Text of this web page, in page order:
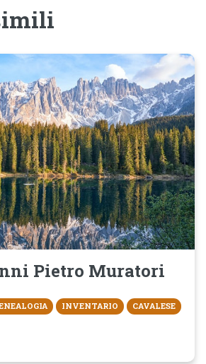
Pietro Muratori
INVENTARIO CAVALESE